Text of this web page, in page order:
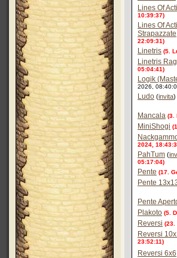
Lines Of
10:39:37)
Lines Of
Strapazzate
22:09:31)
Linetris (5.
Linetris
05:04:41)
Logik
2026,
Ludo (invita)
Mancala (3.
MiniShogi
2024,
PahTum (
05:17:04)
Pente (17.
Pente
Pente
Plakoto (5.
Reversi (23.
Reversi
23:52:11)
Reversi 6x6